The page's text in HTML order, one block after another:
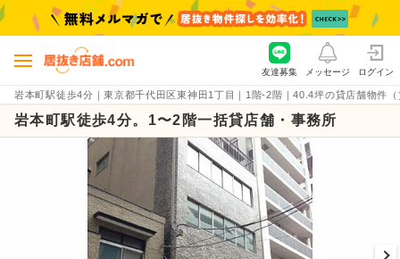
岩本町駅徒歩4分｜東京都千代田区東神田1丁目｜1階-2階｜40.4坪の貸店舗物件
友達募集 メッセージ ログイン
岩本町駅徒歩4分。1〜2階一括貸店舗・事務所